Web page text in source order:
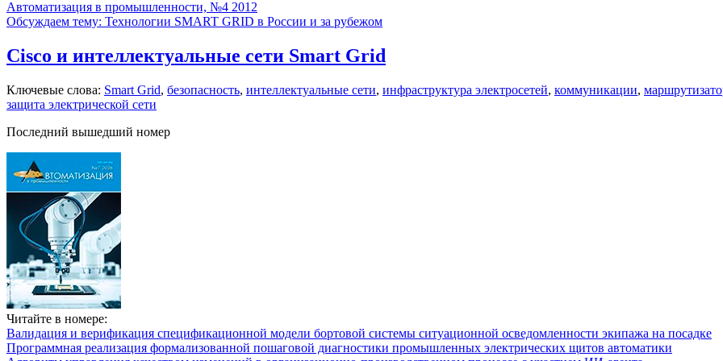
Автоматизация в промышленности, №4 2012
Обсуждаем тему: Технологии SMART GRID в России и за рубежом
Cisco и интеллектуальные сети Smart Grid
Ключевые слова: Smart Grid, безопасность, интеллектуальные сети, инфраструктура электросетей, коммуникации,
защита электрической сети
Последний вышедший номер
Читайте в номере:
Валидация и верификация спецификационной модели бортовой системы ситуационной осведомленности экипажа на посадке
Программная реализация формализованной пошаговой диагностики промышленных электрических щитов автоматики